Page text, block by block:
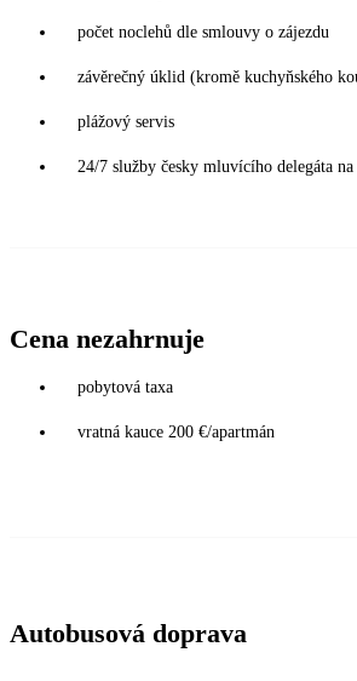
počet noclehů dle smlouvy o zájezdu
závěrečný úklid (kromě kuchyňského
plážový servis
24/7 služby česky mluvícího delegáta
Cena nezahrnuje
pobytová taxa
vratná kauce 200 €/apartmán
Autobusová doprava